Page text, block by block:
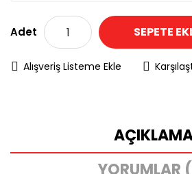
Adet SEPETE
Alışveriş Listeme Ekle
YORUMLAR